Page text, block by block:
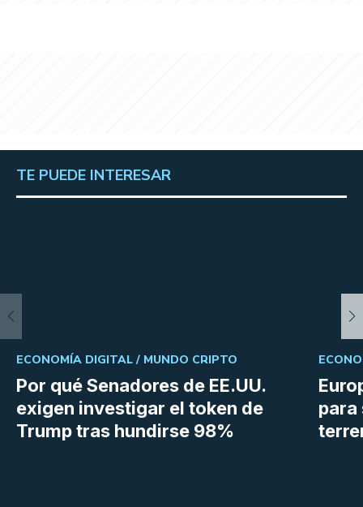
TE PUEDE INTERESAR
Por qué Senadores de EE.UU.
exigen investigar el token de
Trump tras hundirse 98%
ECONOMÍA DIGITAL / MUNDO CRIPTO
para